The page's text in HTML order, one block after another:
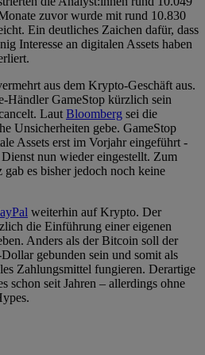
zuvor wurde mit rund 10.830
Ein deutliches Zaichen dafür, dass
Interesse an digitalen Assets haben
aus dem Krypto-Geschäft aus.
Händler GameStop kürzlich sein
LautBloomberg sei die
Unsicherheiten gebe. GameStop
Assets erst im Vorjahr eingeführt -
nun wieder eingestellt. Zum
es bisher jedoch noch keine
weiterhin auf Krypto. Der
die Einführung einer eigenen
Anders als der Bitcoin soll der
gebunden sein und somit als
Zahlungsmittel fungieren. Derartige
schon seit Jahren – allerdings ohne